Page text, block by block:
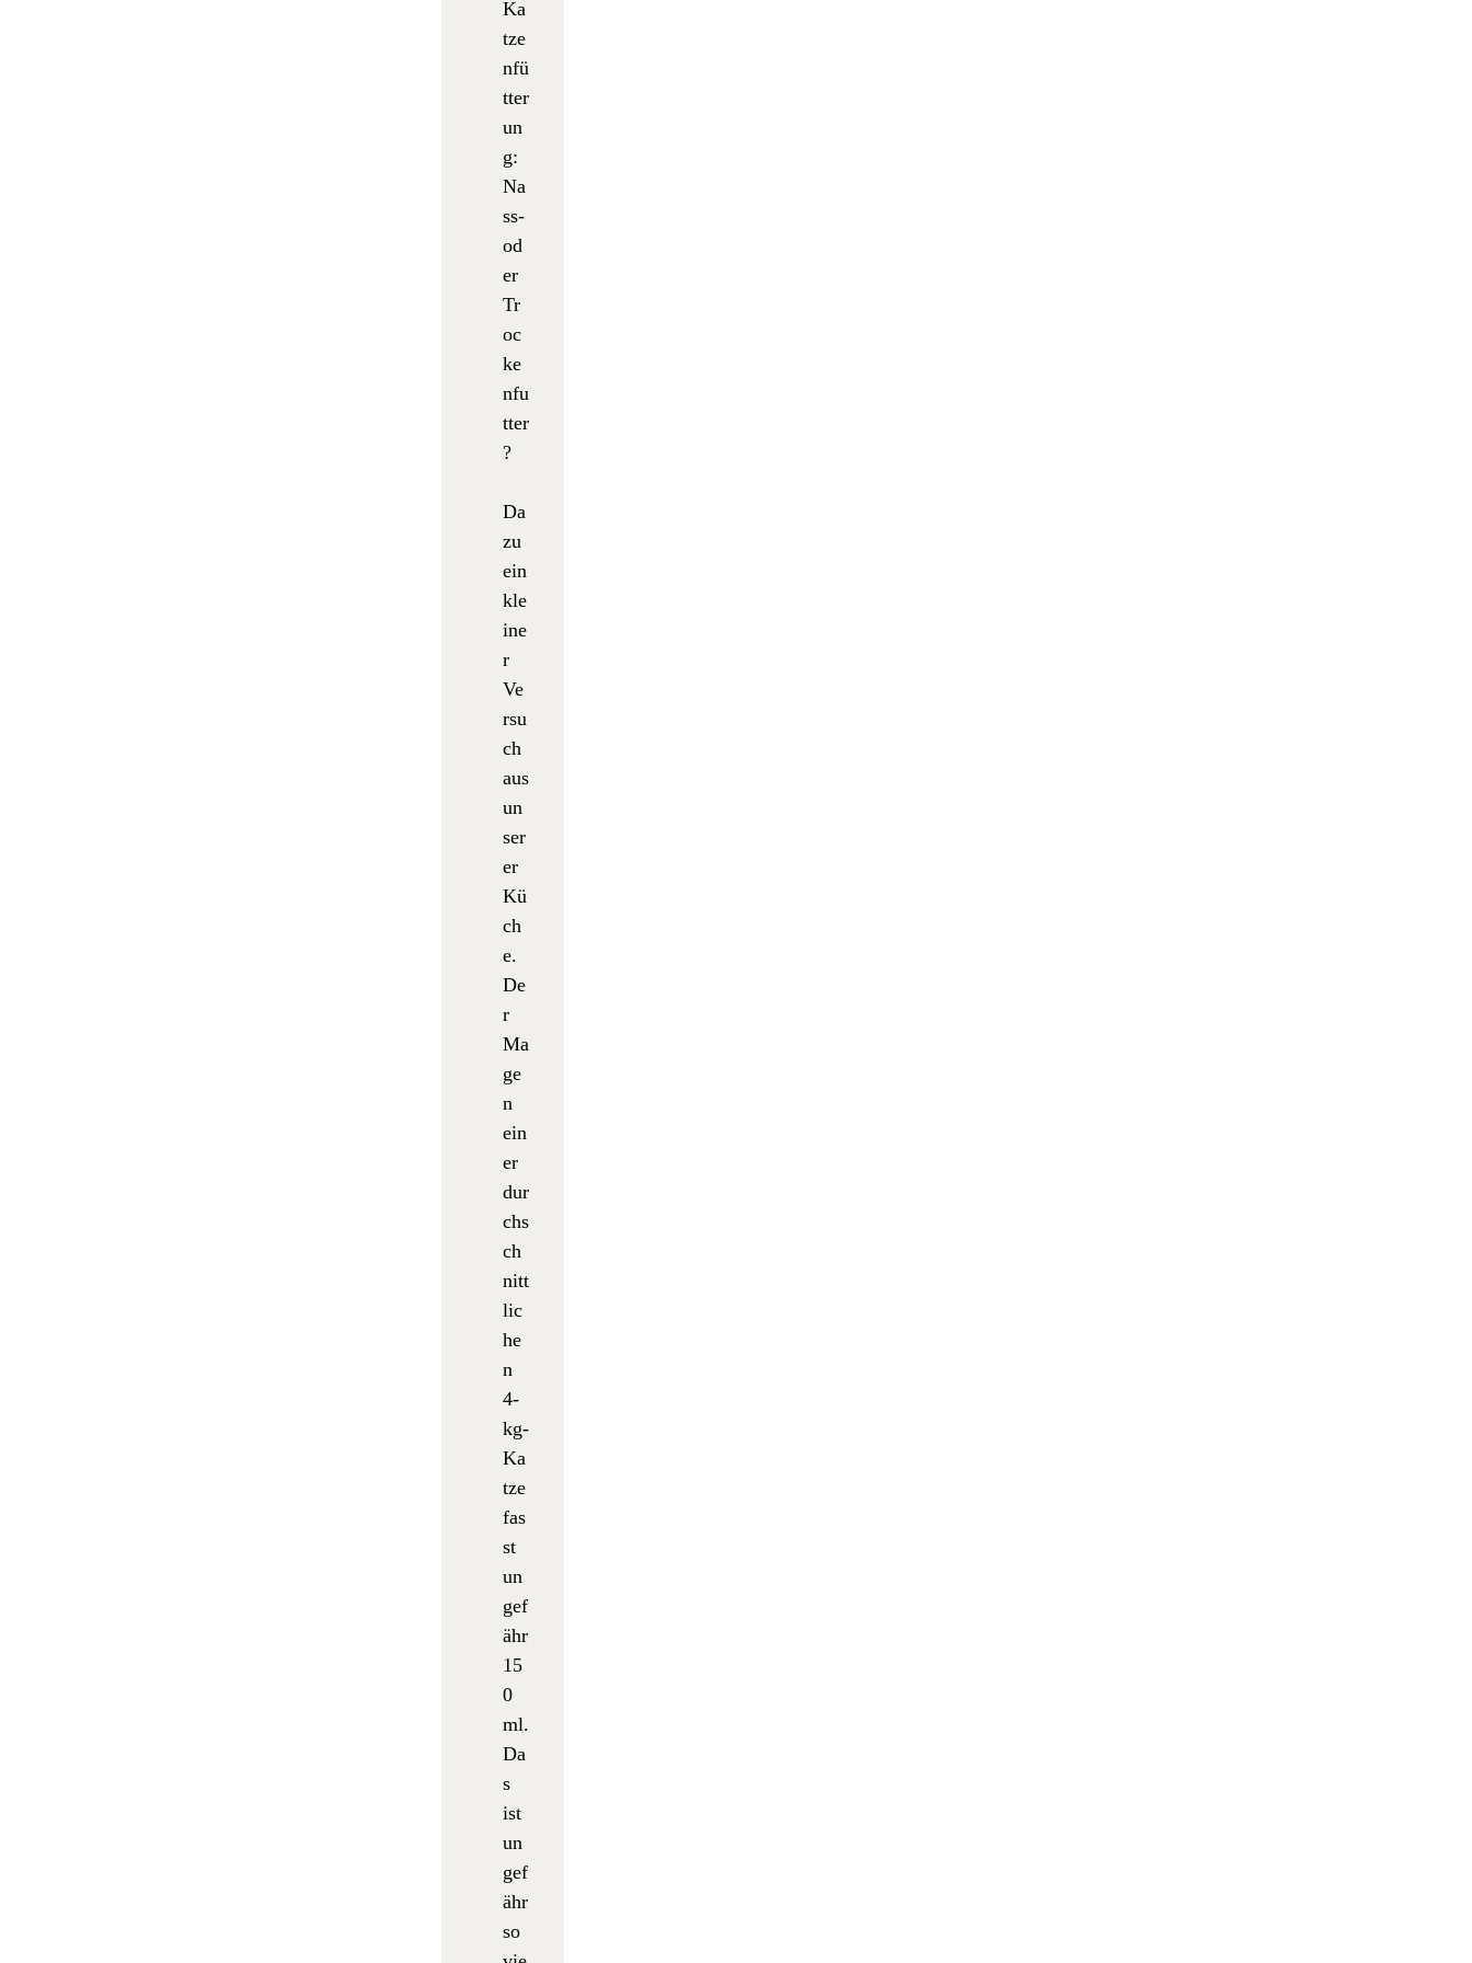
Ka
tze
nfü
tter
un
g:
Na
ss-
od
er
Tr
oc
ke
nfu
tter
?
Da
zu
ein
kle
ine
r
Ve
rsu
ch
aus
un
ser
er
Kü
ch
e.
De
r
Ma
ge
n
ein
er
dur
chs
ch
nitt
lic
he
n
4-
kg-
Ka
tze
fas
st
un
gef
ähr
15
0
ml.
Da
s
ist
un
gef
ähr
so